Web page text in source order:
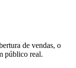
de vendas, o
público real.